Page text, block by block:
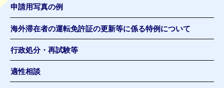
申請用写真の例
海外滞在者の運転免許証の更新等に係る特例について
行政処分・再試験等
適性相談